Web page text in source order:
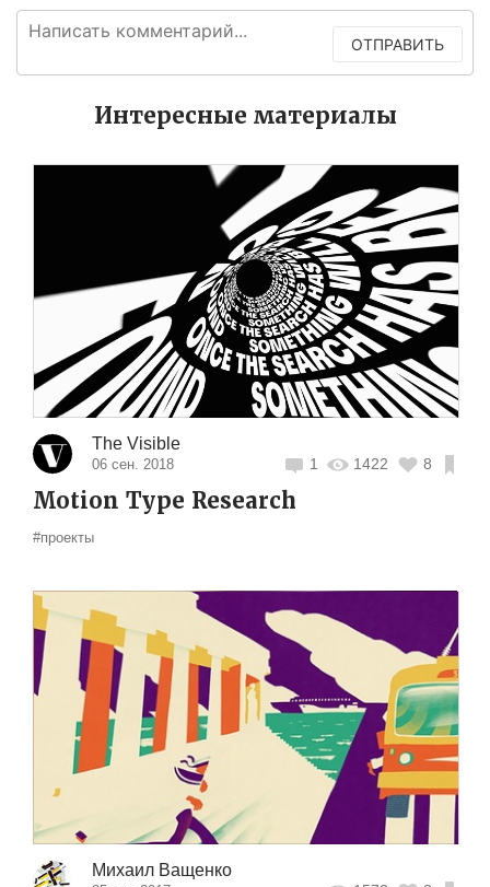
ОТПРАВИТЬ
Интересные материалы
The Visible
06 сен. 2018 1 1422 8
Motion Type Research
#проекты
Михаил Ващенко